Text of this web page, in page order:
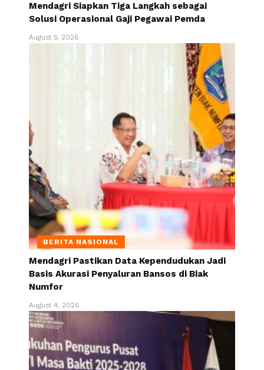
Mendagri Siapkan Tiga Langkah sebagai
Solusi Operasional Gaji Pegawai Pemda
August 5, 2026
BERITA NASIONAL
Mendagri Pastikan Data Kependudukan Jadi
Basis Akurasi Penyaluran Bansos di Biak
Numfor
August 4, 2026